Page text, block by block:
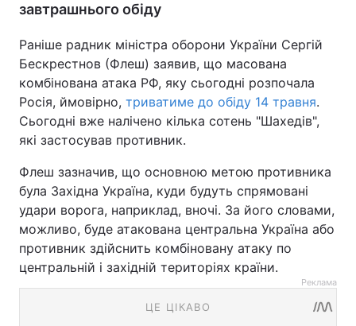
завтрашнього обіду
Раніше радник міністра оборони України Сергій
Бескрестнов (Флеш) заявив, що масована
комбінована атака РФ, яку сьогодні розпочала
Росія, ймовірно, триватиме до обіду 14 травня.
Сьогодні вже налічено кілька сотень "Шахедів",
які застосував противник.
Флеш зазначив, що основною метою противника
була Західна Україна, куди будуть спрямовані
удари ворога, наприклад, вночі. За його словами,
можливо, буде атакована центральна Україна або
противник здійснить комбіновану атаку по
центральній і західній територіях країни.
Реклама